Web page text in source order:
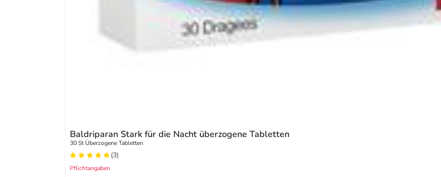
Baldriparan Stark für die Nacht überzogene Tabletten
30 St Überzogene Tabletten
(3)
Pflichtangaben